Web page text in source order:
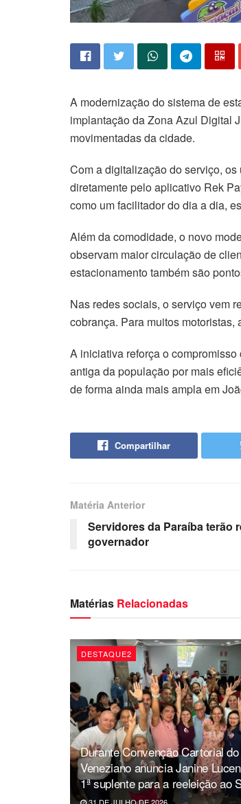
A modernização do sistema de
implantação da Zona Azul Digital
movimentadas da cidade.
Com a digitalização do serviço,
diretamente pelo aplicativo Rek
como um facilitador do dia a dia,
Além da comodidade, o novo
observam maior circulação de
estacionamento também são
Nas redes sociais, o serviço vem
cobrança. Para muitos
A iniciativa reforça o
antiga da população por mais
de forma ainda mais ampla em
Compartilhar
Matéria Anterior
Servidores da Paraíba terão
governador
Matérias Relacionadas
DESTAQUE2
Durante Convenção Cartorial
Veneziano anuncia Janine
1ª suplente para a reeleição ao
31 DE JULHO DE 2026